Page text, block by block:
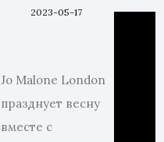
2023-05-17
Jo Malone London
празднует весну
вместе с